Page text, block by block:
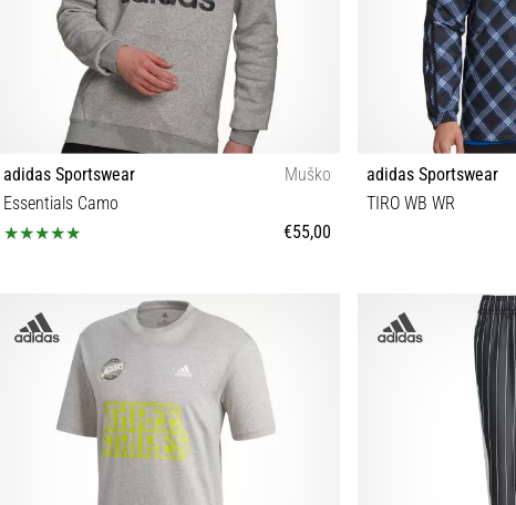
adidas Sportswear
Muško
Essentials Camo
€55,00
S
adidas Sportswear
TIRO WB WR